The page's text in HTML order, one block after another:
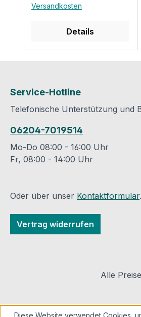
Haftung auf
keine Haftung auf
Asphalt-, Bitumen- oder
Daten:
Verarbeitungstemperatur
: ideal +20º C; nicht
Temperaturen unter
+5°C oder hohen
Luftfeuchten ab ca. 80%
Tauwasser auf den zu
oder den Klebeﬁlmen
kommen.
frostfrei. Gelierung bei
Haltbarkeit: Ca. 1 Jahr.
Versandkosten
Details
Service-Hotline
Telefonische Unterstützung und
06204-7019514
Mo-Do 08:00 - 16:00 Uhr
Fr, 08:00 - 14:00 Uhr
Oder über unser Kontaktformular.
Vertrag widerrufen
Alle
Diese Website verwendet Cookies,